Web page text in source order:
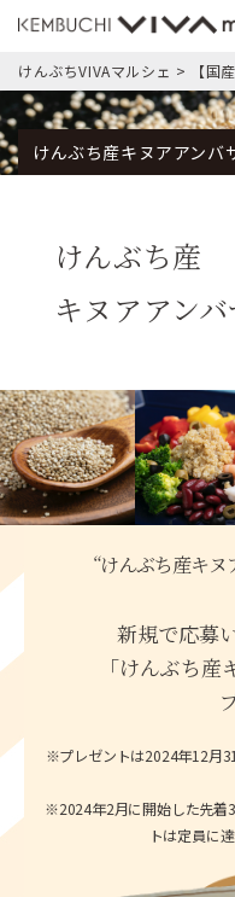
けんぶちVIVAマルシェ > 【国
けんぶち産キヌアアンバ
けんぶち産
キヌアアン
“けんぶち産キヌ
新規で応募
「けんぶち産
※プレゼントは2024年12月
※2024年2月に開始した先着
トは定員に